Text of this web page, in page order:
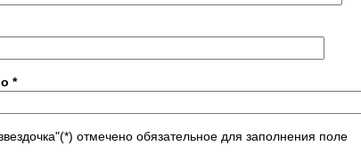
*
отмечено обязательное для заполнения поле